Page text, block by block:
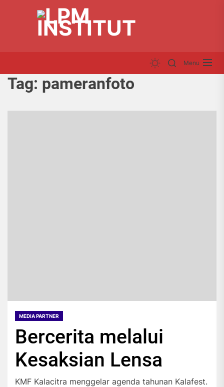
Menu
Tag: pameranfoto
MEDIA PARTNER
Bercerita melalui
Kesaksian Lensa
KMF Kalacitra menggelar agenda tahunan Kalafest.